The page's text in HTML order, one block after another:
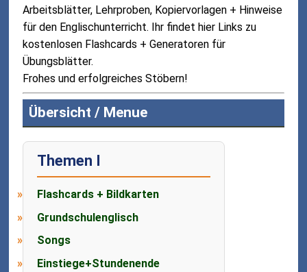
Arbeitsblätter, Lehrproben, Kopiervorlagen + Hinweise
für den Englischunterricht. Ihr findet hier Links zu
kostenlosen Flashcards + Generatoren für
Übungsblätter.
Frohes und erfolgreiches Stöbern!
Übersicht / Menue
Themen I
Flashcards + Bildkarten
Grundschulenglisch
Songs
Einstiege+Stundenende